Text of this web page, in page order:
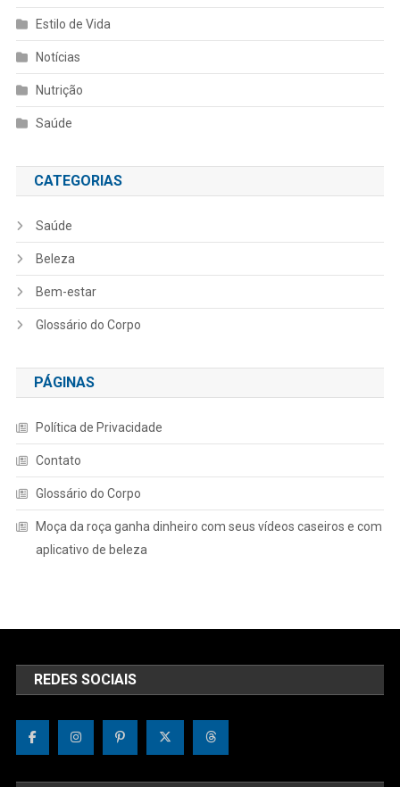
Estilo de Vida
Notícias
Nutrição
Saúde
CATEGORIAS
Saúde
Beleza
Bem-estar
Glossário do Corpo
PÁGINAS
Política de Privacidade
Contato
Glossário do Corpo
Moça da roça ganha dinheiro com seus vídeos caseiros e com
aplicativo de beleza
REDES SOCIAIS